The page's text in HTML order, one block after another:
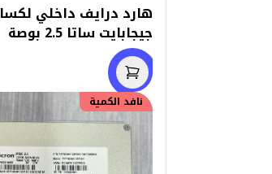
جيجابايت ساتا 2.5 بوصة
نافد الكمية